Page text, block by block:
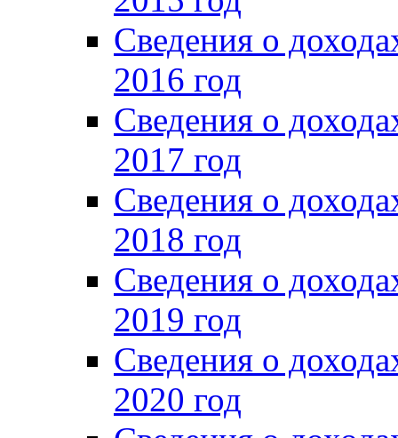
Сведения о
2016 год
Сведения о
2017 год
Сведения о
2018 год
Сведения о
2019 год
Сведения о
2020 год